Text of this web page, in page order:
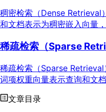
稠密检索（Dense Retrieval
和文档表示为稠密嵌入向量
稀疏检索（Sparse
稀疏检索（Sparse
词项权重向量表示查询和文
文章目录